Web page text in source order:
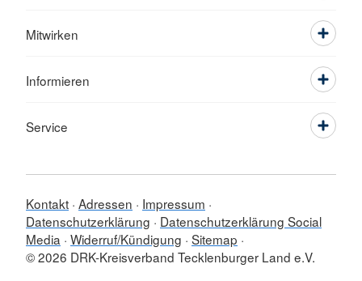
Mitwirken
Informieren
Service
Kontakt Adressen
Impressum
Datenschutzerklärung
Datenschutzerklärung Social
Media Widerruf/Kündigung Sitemap
© 2026 DRK-Kreisverband Tecklenburger Land e.V.